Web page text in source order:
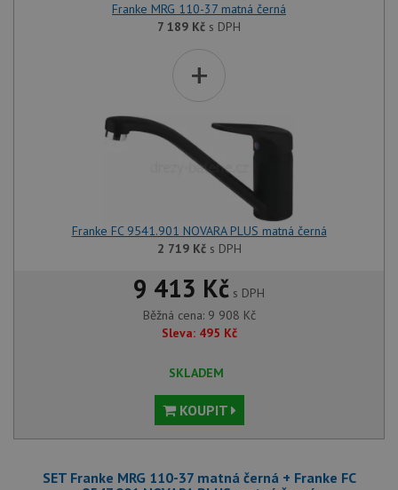
Franke MRG 110-37 matná černá
7 189 Kč s DPH
+
Franke FC 9541.901 NOVARA PLUS matná černá
2 719 Kčs DPH
9 413 Kč s DPH
Běžná cena: 9 908 Kč
Sleva: 495 Kč
SKLADEM
KOUPIT
SET Franke MRG 110-37 matná černá + Franke FC